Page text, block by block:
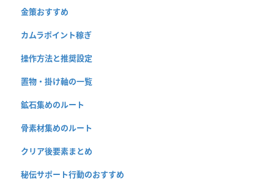
金策おすすめ
カムラポイント稼ぎ
操作方法と推奨設定
置物・掛け軸の一覧
鉱石集めのルート
骨素材集めのルート
クリア後要素まとめ
秘伝サポート行動のおすすめ